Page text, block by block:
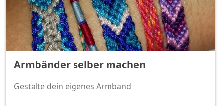
Armbänder selber machen
Gestalte dein eigenes Armband